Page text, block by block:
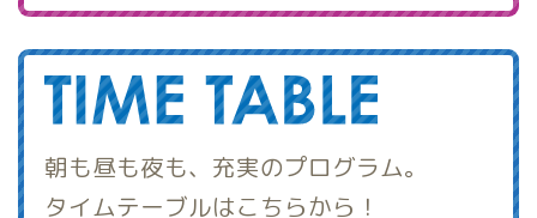
朝も昼も夜も、充実のプログラム。
タイムテーブルはこちらから！